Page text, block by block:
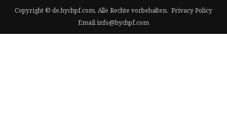
Copyright © de.hychpf.com, Alle Rechte vorbehalten. Privacy Policy
Emailinfo@hychpf.com